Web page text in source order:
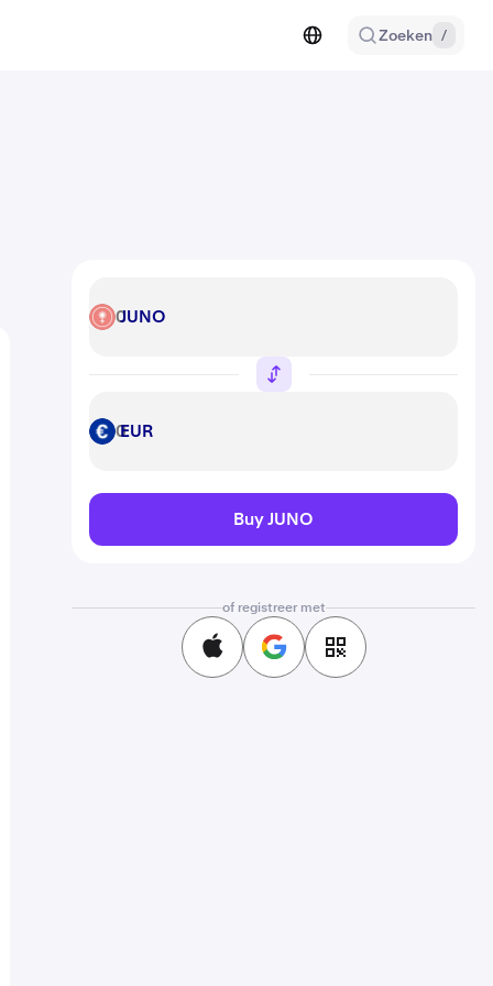
Zoeken /
JUNO JUNO
EUR EUR
Buy JUNO
of registreer met